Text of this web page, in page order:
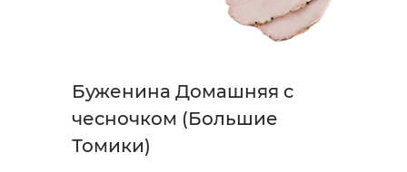
Буженина Домашняя с
чесночком (Большие
Томики)